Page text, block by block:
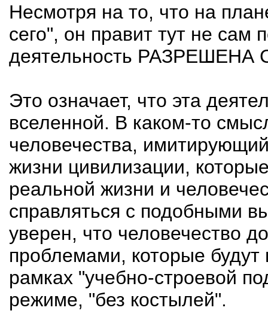
Несмотря на то, что на
сего", он правит тут не сам
деятельность
Это означает, что эта
вселенной. В каком-то
человечества,
жизни цивилизации,
реальной жизни и
справляться с подобными
уверен, что человечество
проблемами, которые
рамках "учебно-строевой
режиме, "без костылей".